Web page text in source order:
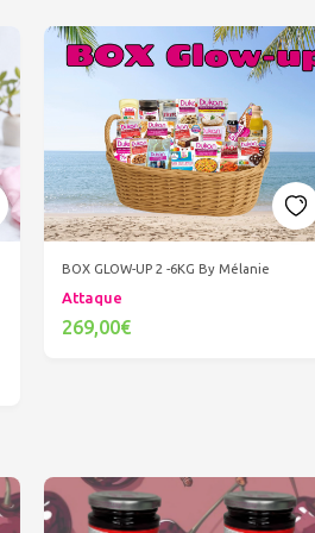
BOX GLOW-UP 2 -6KG By Mélanie
Attaque
269,00€